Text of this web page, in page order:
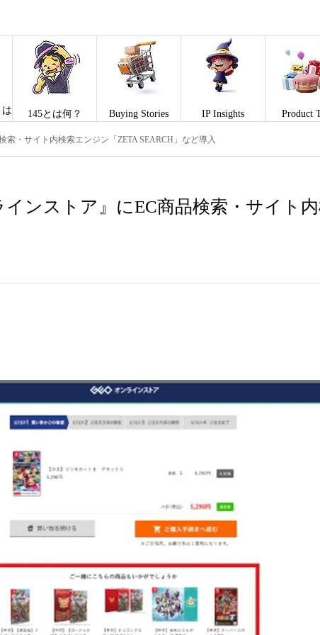
は 145とは何？ Buying Stories IP Insights Product
索・サイト内検索エンジン「ZETA SEARCH」など導入
ンストア』にEC商品検索・サイト内